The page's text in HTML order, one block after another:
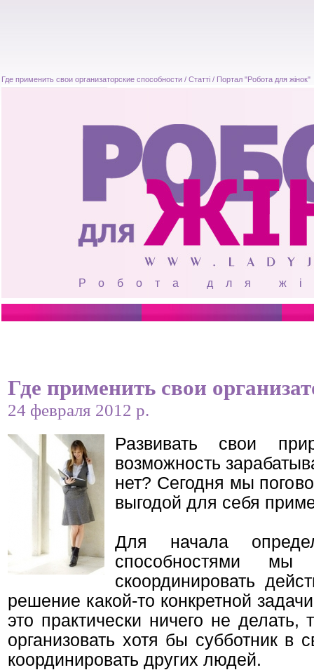
Где применить свои организаторские способности / Статті / Портал "Робота для жінок"
Робота для
Где применить свои
24 февраля 2012 р.
Развивать свои
возможность
нет? Сегодня мы
выгодой для себя
Для начала
способностями мы
скоординировать
решение какой-то конкретной
это практически ничего не
организовать хотя бы субботник
координировать других людей.